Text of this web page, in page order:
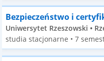
Bezpieczeństwo i
Uniwersytet Rzeszowski •
studia stacjonarne • 7